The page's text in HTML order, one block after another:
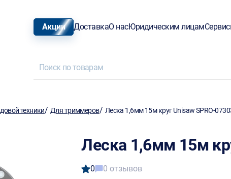
Акции ДоставкаО насЮридическим лицам
техники/ Для триммеров/ Леска 1,6мм 15м круг Unisaw SPRO-
Леска 1,6мм 15м
0 0 отзывов